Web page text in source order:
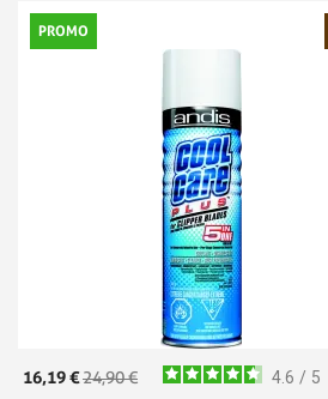
PROMO
4.6 / 5
16,19 €24,90 €